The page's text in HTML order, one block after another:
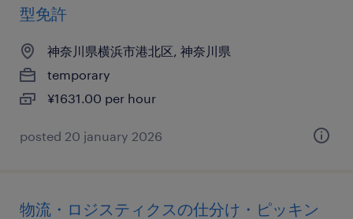
型免許
神奈川県横浜市港北区, 神奈川県
temporary
¥1631.00 per hour
posted 20 january 2026
物流・ロジスティクスの仕分け・ピッキン